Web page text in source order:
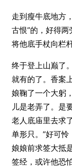
走到瘦牛底地方
古恨”的，好得
将他底手杖向栏
终于登上山巅了
就有的了。香案
娘鞠了一个大躬
儿是老弄了。是
老人底庙里去求
单形只。”好可
娘娘前求签大抵
签经，或许他恐